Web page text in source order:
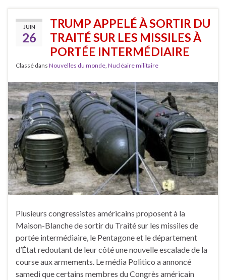
JUIN
26
TRUMP APPELÉ À SORTIR DU
TRAITÉ SUR LES MISSILES À
PORTÉE INTERMÉDIAIRE
Classé dans Nouvelles du monde Nucléaire militaire
Plusieurs congressistes américains proposent à la
Maison-Blanche de sortir du Traité sur les missiles de
portée intermédiaire, le Pentagone et le département
d’État redoutant de leur côté une nouvelle escalade de la
course aux armements. Le média Politico a annoncé
samedi que certains membres du Congrès américain